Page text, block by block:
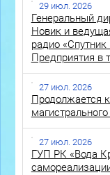
29 июл. 2026
Генеральный
Новик и
радио
Предприятия в
27 июл. 2026
Продолжается
27 июл. 2026
ГУП РК «Вода